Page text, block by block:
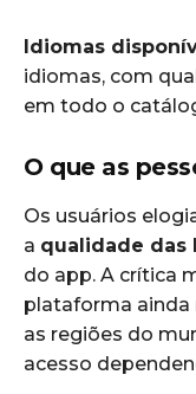
Idiomas
idiomas, com
em todo o
O que as
Os usuários
a qualidade das
do app. A crítica
plataforma ainda
as regiões do
acesso